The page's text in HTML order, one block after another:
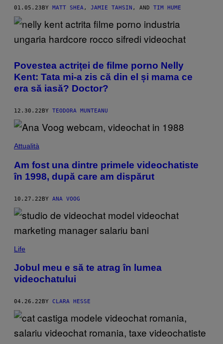
01.05.23BY MATT SHEA , JAMIE TAHSIN , AND TIM HUME
Povestea actriței de filme porno Nelly
Kent: Tata mi-a zis că din el și mama ce
era să iasă? Doctor?
12.30.22 BY TEODORA MUNTEANU
Attualità
Am fost una dintre primele videochatiste
în 1998, după care am dispărut
10.27.22BY ANA VOOG
Life
Jobul meu e să te atrag în lumea
videochatului
04.26.22 BY CLARA HESSE